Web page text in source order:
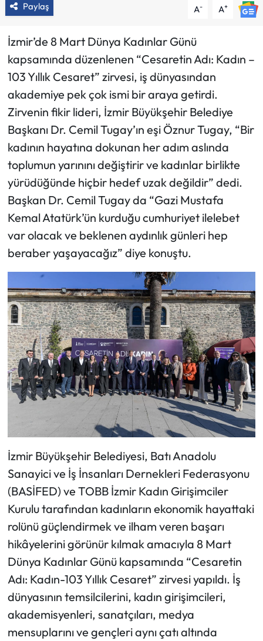
Paylaş A- A+
İzmir’de 8 Mart Dünya Kadınlar Günü
kapsamında düzenlenen “Cesaretin Adı: Kadın –
103 Yıllık Cesaret” zirvesi, iş dünyasından
akademiye pek çok ismi bir araya getirdi.
Zirvenin fikir lideri, İzmir Büyükşehir Belediye
Başkanı Dr. Cemil Tugay’ın eşi Öznur Tugay, “Bir
kadının hayatına dokunan her adım aslında
toplumun yarınını değiştirir ve kadınlar birlikte
yürüdüğünde hiçbir hedef uzak değildir” dedi.
Başkan Dr. Cemil Tugay da “Gazi Mustafa
Kemal Atatürk’ün kurduğu cumhuriyet ilelebet
var olacak ve beklenen aydınlık günleri hep
beraber yaşayacağız” diye konuştu.
İzmir Büyükşehir Belediyesi, Batı Anadolu
Sanayici ve İş İnsanları Dernekleri Federasyonu
(BASİFED) ve TOBB İzmir Kadın Girişimciler
Kurulu tarafından kadınların ekonomik hayattaki
rolünü güçlendirmek ve ilham veren başarı
hikâyelerini görünür kılmak amacıyla 8 Mart
Dünya Kadınlar Günü kapsamında “Cesaretin
Adı: Kadın-103 Yıllık Cesaret” zirvesi yapıldı. İş
dünyasının temsilcilerini, kadın girişimcileri,
akademisyenleri, sanatçıları, medya
mensuplarını ve gençleri aynı çatı altında